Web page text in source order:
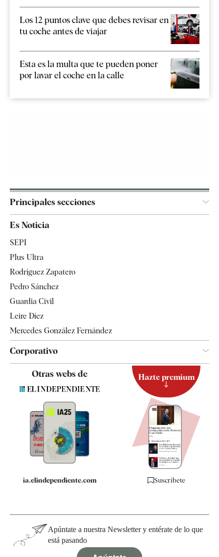
Los 12 puntos clave que debes revisar en
tu coche antes de viajar
Esta es la multa que te pueden poner
por lavar el coche en la calle
Principales secciones
Televisión
Es Noticia
SEPI
Plus Ultra
Rodríguez Zapatero
Pedro Sánchez
Guardia Civil
Leire Díez
Mercedes González Fernández
Corporativo
Quiénes somos
Especificaciones
Otras webs de
ia.elindependiente.com
Hazte premium
Suscríbete
Apúntate a nuestra Newsletter y entérate de lo que
está pasando